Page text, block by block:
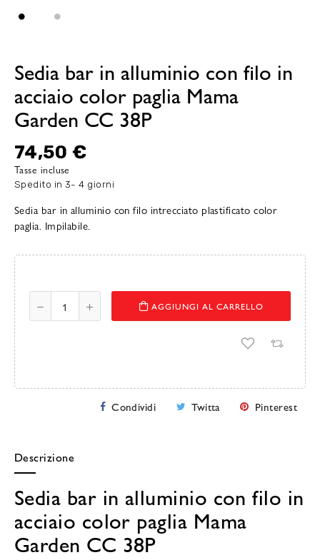
Sedia bar in alluminio con filo in
acciaio color paglia Mama
Garden CC 38P
74,50 €
Tasse incluse
Spedito in 3- 4 giorni
Sedia bar in alluminio con filo intrecciato plastificato color
paglia. Impilabile.
AGGIUNGI AL CARRELLO
Condividi Twitta Pinterest
Descrizione
Sedia bar in alluminio con filo in
acciaio color paglia Mama
Garden CC 38P